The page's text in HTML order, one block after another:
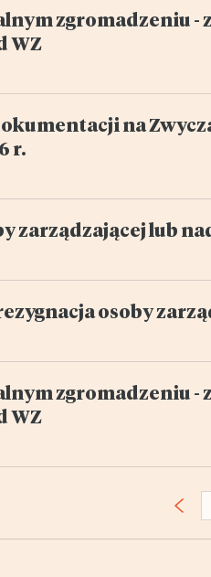
zgromadzeniu -
WZ
na
r.
zarządzającej lub
osoby
zgromadzeniu -
WZ